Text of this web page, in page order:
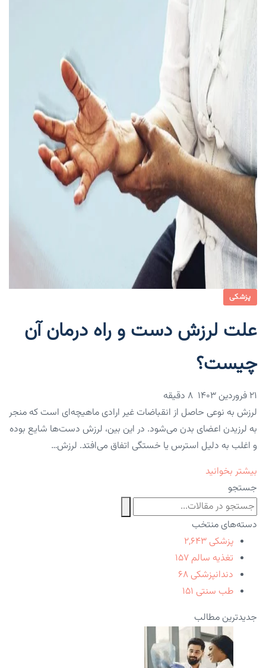
پزشکی
علت لرزش دست و راه درمان آن
چیست؟
۲۱ فروردین ۱۴۰۳
لرزش به نوعی حاصل از انقباضات غیر ارادی ماهیچه‌ای است که منجر
به لرزیدن اعضای بدن می‌شود. در این بین، لرزش دست‌ها شایع بوده
و اغلب به دلیل استرس یا خستگی اتفاق می‌افتد. لرزش…
بیشتر بخوانید
جستجو
دسته‌های منتخب
پزشکی ۲,۶۴۳
تغذیه سالم ۱۵۷
دندانپزشکی ۶۸
طب سنتی ۱۵۱
جدیدترین مطالب